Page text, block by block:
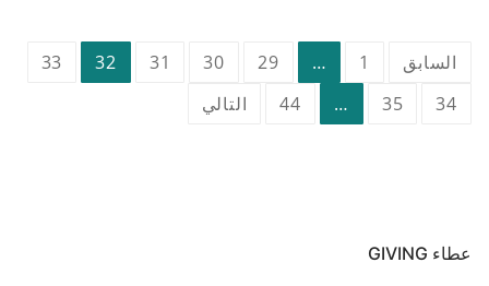
تعدد
صفحات
السابق 1
…
29
30
31
32
33
34
35
…
44 التالي
عطاء GIVING